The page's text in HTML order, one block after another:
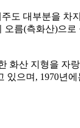
도 대부분을
름(측화산)으
화산 지형을
으며, 1970